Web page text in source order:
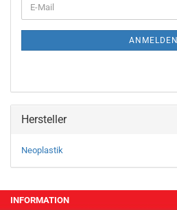
ZUR
E-
Mail
ANMELDEN
Hersteller
Neoplastik
INFORMATION